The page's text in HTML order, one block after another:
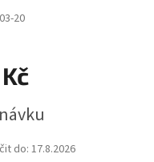
20
do: 17.8.2026